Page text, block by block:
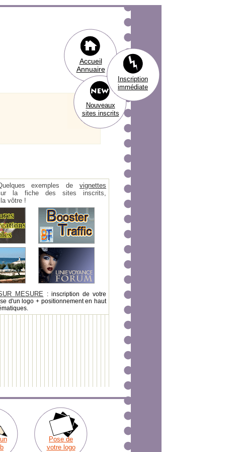
Accueil
Annuaire
Inscription
immédiate
Nouveaux
sites inscrits
exemples devignettes
la fiche des sites inscrits,
vôtre !
MESURE : inscription de votre
d'un logo + positionnement en haut
Pose de
votre logo